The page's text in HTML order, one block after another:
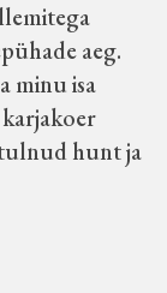
aeg.
minu isa
hunt ja